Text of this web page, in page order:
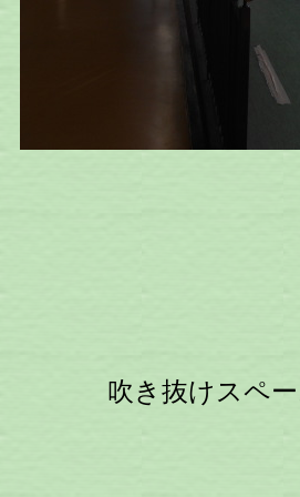
吹き抜けスペ